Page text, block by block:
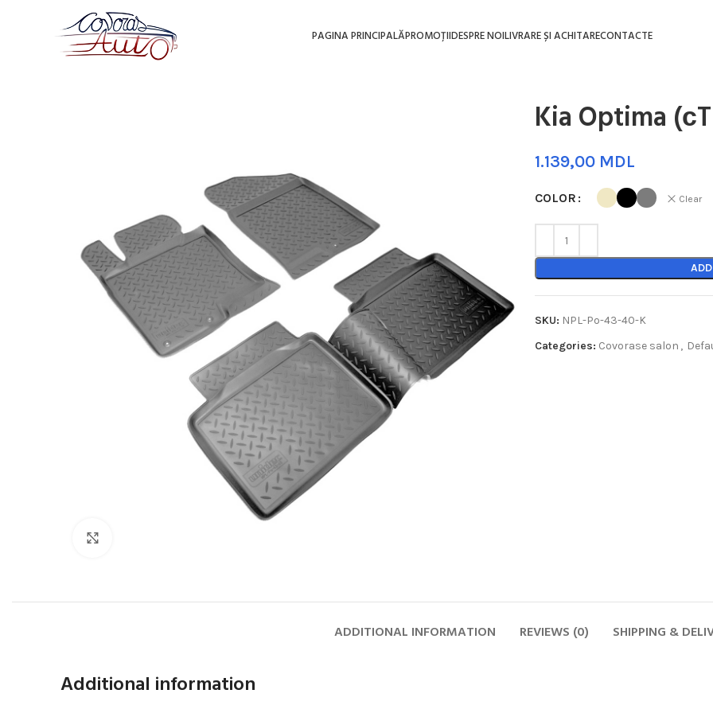
PAGINA PRINCIPALĂPROMOȚIIDESPRE NOILIVRARE ȘI ACHITARECONTACTE
Kia Optima
MDL
COLOR Clear
SKU: NPL-Po-43-40-K
Categories: Covorase salon ,
ADDITIONAL INFORMATION REVIEWS (0) SHIPPING &
Additional information